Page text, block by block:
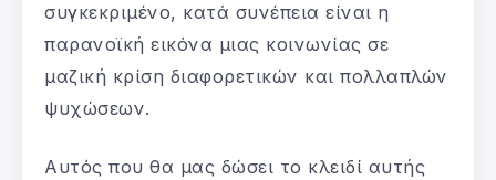
συγκεκριμένο, κατά συνέπεια είναι η
παρανοϊκή εικόνα μιας κοινωνίας σε
μαζική κρίση διαφορετικών και πολλαπλών
ψυχώσεων.
Αυτός που θα μας δώσει το κλειδί αυτής